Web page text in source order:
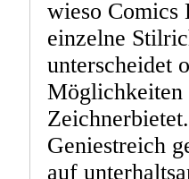
wieso Comics
einzelne
unterscheidet
Möglichkeiten
Geniestreich
auf